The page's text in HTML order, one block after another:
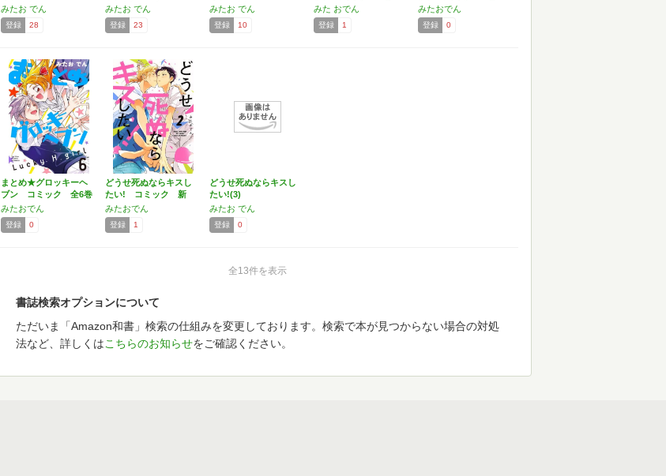
みたお でん
登録 28
みたお でん
登録 23
みたお でん
登録 10
みた おでん
登録 1
みたおでん
登録 0
まとめ★グロッキーヘ
ブン コミック 全6巻
セ…
みたおでん
登録 0
どうせ死ぬならキスし
たい! コミック 新
品 …
みたおでん
登録 1
どうせ死ぬならキスし
たい!(3)
みたお でん
登録 0
全13件を表示
書誌検索オプションについて
ただいま「Amazon和書」検索の仕組みを変更しております。検索で本が見つからない場合の対処
法など、詳しくはこちらのお知らせをご確認ください。